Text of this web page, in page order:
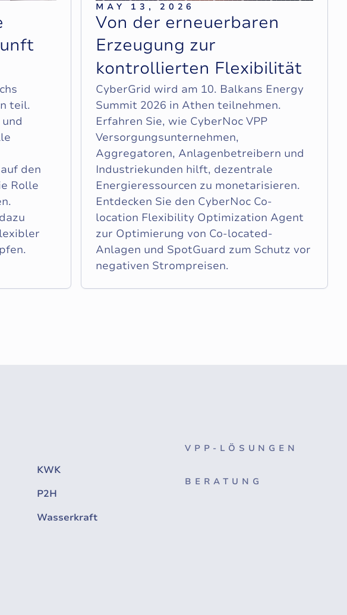
unft
teil.
den
Rolle
MAY 13, 2026
Von der erneuerbaren
Erzeugung zur
kontrollierten Flexibilität
CyberGrid wird am 10. Balkans Energy
Summit 2026 in Athen teilnehmen.
Erfahren Sie, wie CyberNoc VPP
Versorgungsunternehmen,
Aggregatoren, Anlagenbetreibern und
Industriekunden hilft, dezentrale
Energieressourcen zu monetarisieren.
Entdecken Sie den CyberNoc Co-
location Flexibility Optimization Agent
zur Optimierung von Co-located-
Anlagen und SpotGuard zum Schutz vor
negativen Strompreisen.
KWK
P2H
Wasserkraft
VPP-LÖSUNGEN
BERATUNG